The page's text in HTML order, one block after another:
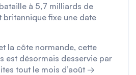
à 5,7 milliards de
britannique fixe une date
la côte normande, cette
est désormais desservie par
tout le mois d’août →